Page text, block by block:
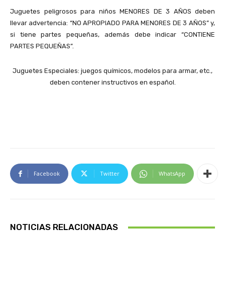
Juguetes peligrosos para niños MENORES DE 3 AÑOS deben
llevar advertencia: “NO APROPIADO PARA MENORES DE 3 AÑOS” y,
si tiene partes pequeñas, además debe indicar “CONTIENE
PARTES PEQUEÑAS”.
Juguetes Especiales: juegos químicos, modelos para armar, etc.,
deben contener instructivos en español.
Facebook Twitter WhatsApp
NOTICIAS RELACIONADAS